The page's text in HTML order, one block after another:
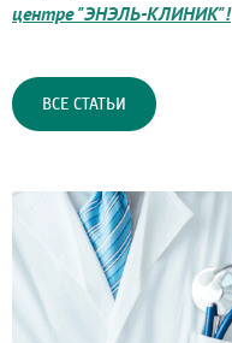
центре "ЭНЭЛЬ-КЛИНИК"!
ВСЕ СТАТЬИ